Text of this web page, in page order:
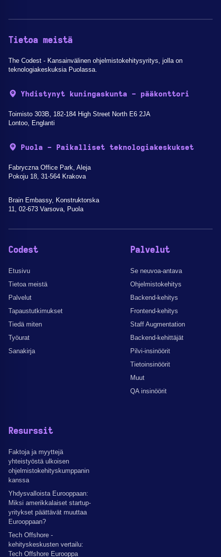
Tietoa meistä
The Codest - Kansainvälinen ohjelmistokehitysyritys, jolla on
teknologiakeskuksia Puolassa.
Yhdistynyt kuningaskunta - pääkonttori
Toimisto 303B, 182-184 High Street North E6 2JA
Lontoo, Englanti
Puola - Paikalliset teknologiakeskukset
Fabryczna Office Park, Aleja
Pokoju 18, 31-564 Krakova
Brain Embassy, Konstruktorska
11, 02-673 Varsova, Puola
Codest
Etusivu
Tietoa meistä
Palvelut
Tapaustutkimukset
Tiedä miten
Työurat
Sanakirja
Palvelut
Se neuvoa-antava
Ohjelmistokehitys
Backend-kehitys
Frontend-kehitys
Staff Augmentation
Backend-kehittäjät
Pilvi-insinöörit
Tietoinsinöörit
Muut
QA insinöörit
Resurssit
Faktoja ja myyttejä
yhteistyöstä ulkoisen
ohjelmistokehityskumppanin
kanssa
Yhdysvalloista Eurooppaan:
Miksi amerikkalaiset startup-
yritykset päättävät muuttaa
Eurooppaan?
Tech Offshore -
kehityskeskusten vertailu:
Tech Offshore Eurooppa